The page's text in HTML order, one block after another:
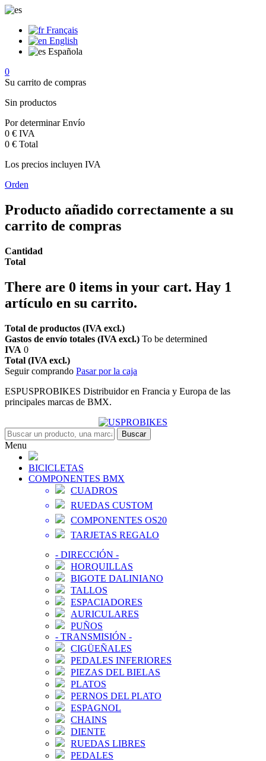
Français
English
Española
0
Su carrito de compras
Sin productos
Por determinarEnvío
0 € IVA
0 € Total
Los precios incluyen IVA
Orden
Producto añadido correctamente a su
carrito de compras
Cantidad
Total
There are 0 items in your cart. Hay 1
artículo en su carrito.
Total de productos (IVA excl.)
Gastos de envío totales (IVA excl.) To be determined
IVA 0
Total (IVA excl.)
Seguir comprando Pasar por la caja
ESPUSPROBIKES Distribuidor en Francia y Europa de las
principales marcas de BMX.
Buscar
Menu
BICICLETAS
COMPONENTES BMX
CUADROS
RUEDAS CUSTOM
COMPONENTES OS20
TARJETAS REGALO
- DIRECCIÓN -
HORQUILLAS
BIGOTE DALINIANO
TALLOS
ESPACIADORES
AURICULARES
PUÑOS
- TRANSMISIÓN -
CIGÜEÑALES
PEDALES INFERIORES
PIEZAS DEL BIELAS
PLATOS
PERNOS DEL PLATO
ESPAGNOL
CHAINS
DIENTE
RUEDAS LIBRES
PEDALES